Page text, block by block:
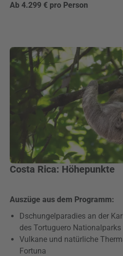
Ab 4.299 € pro Person
Costa Rica: Höhepunkte
Auszüge aus dem Programm:
Dschungelparadies an der
des Tortuguero Nationalparks
Vulkane und natürliche
Fortuna